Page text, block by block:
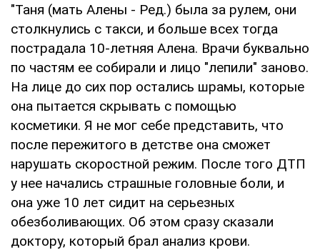
"Таня (мать Алены - Ред.) была за рулем, они
столкнулись с такси, и больше всех тогда
пострадала 10-летняя Алена. Врачи буквально
по частям ее собирали и лицо "лепили" заново.
На лице до сих пор остались шрамы, которые
она пытается скрывать с помощью
косметики. Я не мог себе представить, что
после пережитого в детстве она сможет
нарушать скоростной режим. После того ДТП
у нее начались страшные головные боли, и
она уже 10 лет сидит на серьезных
обезболивающих. Об этом сразу сказали
доктору, который брал анализ крови.